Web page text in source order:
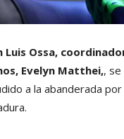
Luis Ossa,
Evelyn Matthei,,
a la abanderada